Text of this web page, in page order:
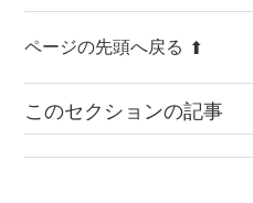
ページの先頭へ戻る
このセクションの記事